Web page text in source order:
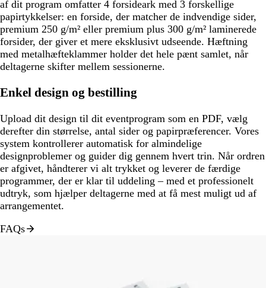
af dit program omfatter 4 forsideark med 3 forskellige
papirtykkelser: en forside, der matcher de indvendige sider,
premium 250 g/m² eller premium plus 300 g/m² laminerede
forsider, der giver et mere eksklusivt udseende. Hæftning
med metalhæfteklammer holder det hele pænt samlet, når
deltagerne skifter mellem sessionerne.
Enkel design og bestilling
Upload dit design til dit eventprogram som en PDF, vælg
derefter din størrelse, antal sider og papirpræferencer. Vores
system kontrollerer automatisk for almindelige
designproblemer og guider dig gennem hvert trin. Når ordren
er afgivet, håndterer vi alt trykket og leverer de færdige
programmer, der er klar til uddeling – med et professionelt
udtryk, som hjælper deltagerne med at få mest muligt ud af
arrangementet.
FAQs